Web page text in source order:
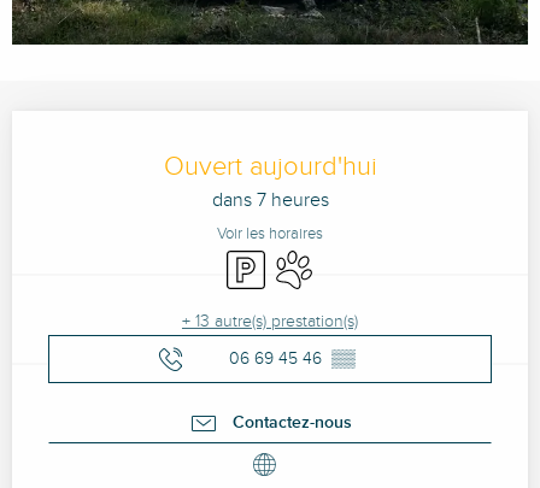
Ouvert aujourd'hui
dans 7 heures
Voir les horaires
ParkingAnimaux acceptés
+ 13 autre(s) prestation(s)
06 69 45 46 ▒▒
Contactez-nous